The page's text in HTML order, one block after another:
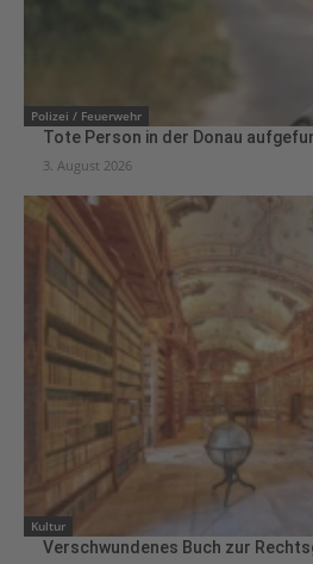
Polizei / Feuerwehr
Tote Person in der Donau
3. August 2026
Kultur
Verschwundenes Buch zur